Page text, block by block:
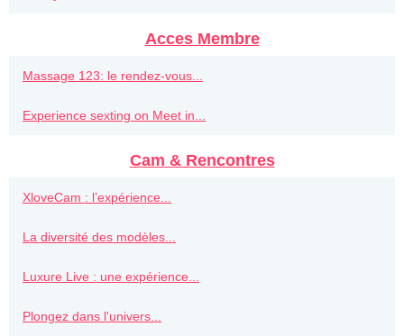
Acces Membre
Massage 123: le rendez-vous...
Experience sexting on Meet in...
Cam & Rencontres
XloveCam : l’expérience...
La diversité des modèles...
Luxure Live : une expérience...
Plongez dans l'univers...